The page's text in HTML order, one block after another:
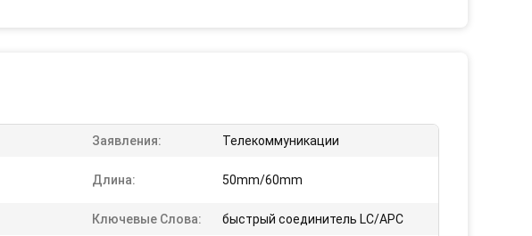
Заявления: Телекоммуникации
Длина: 50mm/60mm
Ключевые Слова: быстрый соединитель LC/APC